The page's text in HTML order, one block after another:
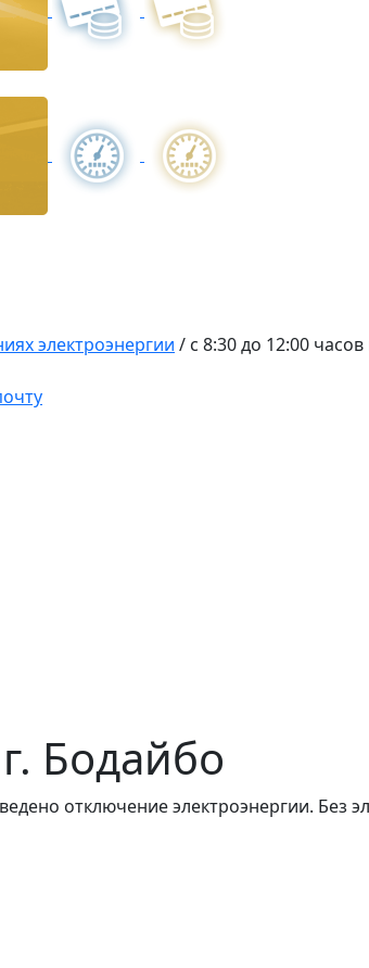
электроэнергии / с 8:30 до 12:00
Бодайбо
отключение электроэнергии. Без